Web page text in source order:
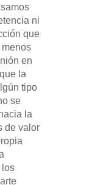
ni
que
en
la
tipo
se
la
de valor
los